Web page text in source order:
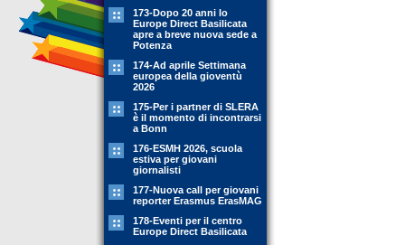
173-Dopo 20 anni lo
Europe Direct Basilicata
apre a breve nuova sede a
Potenza
174-Ad aprile Settimana
europea della gioventù
2026
175-Per i partner di SLERA
è il momento di incontrarsi
a Bonn
176-ESMH 2026, scuola
estiva per giovani
giornalisti
177-Nuova call per giovani
reporter Erasmus ErasMAG
178-Eventi per il centro
Europe Direct Basilicata